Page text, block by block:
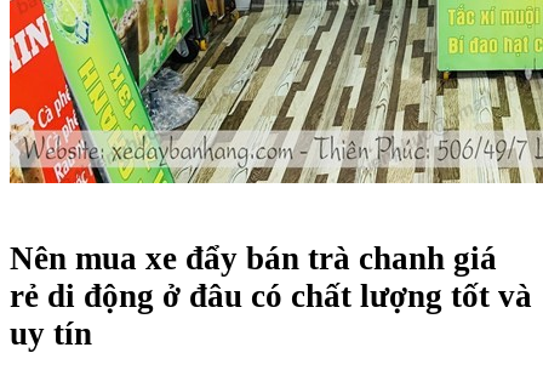
Nên mua xe đẩy bán trà chanh giá
rẻ di động ở đâu có chất lượng tốt và
uy tín